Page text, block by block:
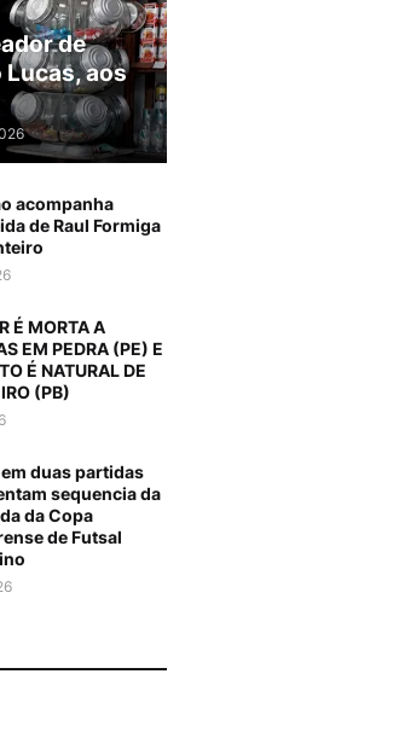
de
Lucas, aos
acompanha
de Raul Formiga
É MORTA A
EM PEDRA (PE) E
É NATURAL DE
(PB)
duas partidas
sequencia da
da Copa
de Futsal